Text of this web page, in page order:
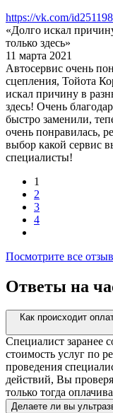
https://vk.com/
«Долго искал
только здесь»
11 марта 2021
Автосервис очень
сцепления, Тойота
искал причину в
здесь! Очень
быстро заменили,
очень понравилась,
выбор какой сервис
специалисты!
1
2
3
4
Посмотрите все
Ответы на
Как происходит
Специалист заранее
стоимость услуг по
проведения
действий, Вы
только тогда
Делаете ли вы